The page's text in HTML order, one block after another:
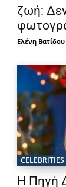
ζωή:
Ελένη Βατίδου
CELEBRITIES
Η Πηγή